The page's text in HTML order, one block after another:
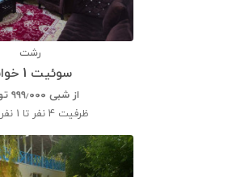
رشت
سوئیت 1 خوابه
از شبی ۹۹۹٫۰۰۰
ظرفیت 4 نفر تا 1 نفر اضافه